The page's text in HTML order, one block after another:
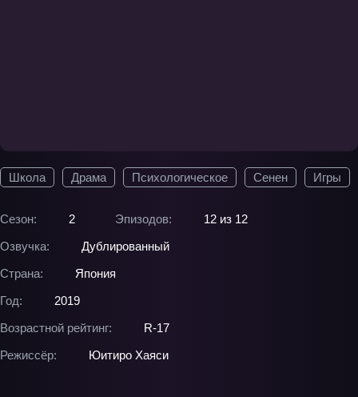
Школа Драма Психологическое Сенен Игры
Сезон: 2 Эпизодов:
12 из 12
Озвучка:
Дублированный
Страна:
Япония
Год:
2019
Возрастной рейтинг:
R-17
Режиссёр:
Юитиро Хаяси